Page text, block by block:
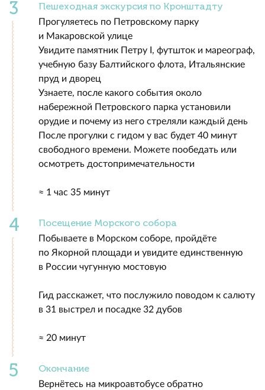
Пешеходная экскурсия по Кронштадту
Прогуляетесь по Петровскому парку
и Макаровской улице
Увидите памятник Петру I, футшток и мареограф,
учебную базу Балтийского флота, Итальянские
пруд и дворец
Узнаете, после какого события около
набережной Петровского парка установили
орудие и почему из него стреляли каждый день
После прогулки с гидом у вас будет 40 минут
свободного времени. Можете пообедать или
осмотреть достопримечательности
≈ 1 час 35 минут
Посещение Морского собора
Побываете в Морском соборе, пройдёте
по Якорной площади и увидите единственную
в России чугунную мостовую
Гид расскажет, что послужило поводом к салюту
в 31 выстрел и посадке 32 дубов
≈ 20 минут
Окончание
Вернётесь на микроавтобусе обратно